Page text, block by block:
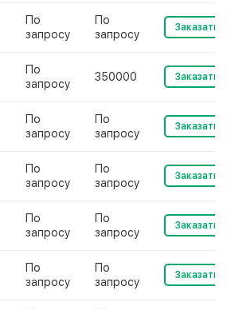
По
запросу
По
запросу
Заказать
По
запросу
350000 Заказать
По
запросу
По
запросу
Заказать
По
запросу
По
запросу
Заказать
По
запросу
По
запросу
Заказать
По
запросу
По
запросу
Заказать